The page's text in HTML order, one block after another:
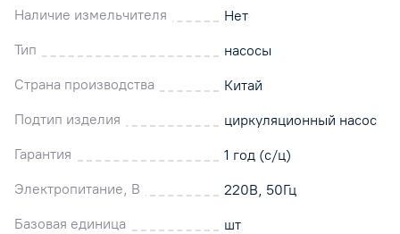
Наличие измельчителя
Нет
Тип
насосы
Страна производства
Китай
Подтип изделия
циркуляционный насос
Гарантия
1 год (с/ц)
Электропитание, В
220В, 50Гц
Базовая единица
шт